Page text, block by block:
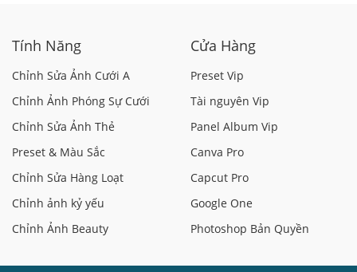
Tính Năng
Chỉnh Sửa Ảnh Cưới A
Chỉnh Ảnh Phóng Sự Cưới
Chỉnh Sửa Ảnh Thẻ
Preset & Màu Sắc
Chỉnh Sửa Hàng Loạt
Chỉnh ảnh kỷ yếu
Chỉnh Ảnh Beauty
Cửa Hàng
Preset Vip
Tài nguyên Vip
Panel Album Vip
Canva Pro
Capcut Pro
Google One
Photoshop Bản Quyền